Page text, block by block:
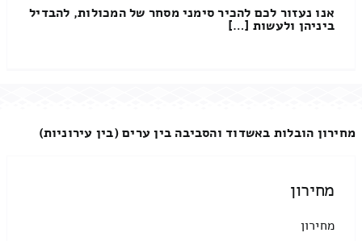
אנו נעזור לכם להכיר סימני מסחר של המכולות, להבדיל
ביניהן ולעשות […]
מחירון הובלות באשדוד והסביבה בין ערים (בין עירוניות)
מחירון
מחירון